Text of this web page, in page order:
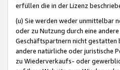
erfüllen die in der Lizenz
(u) Sie werden weder unmittelbar
oder zu Nutzung durch eine
Geschäftspartnern nicht gestatten
andere natürliche oder juristische
zu Wiederverkaufs- oder